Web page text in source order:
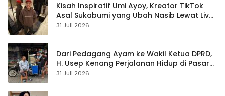
Kisah Inspiratif Umi Ayoy, Kreator TikTok
Asal Sukabumi yang Ubah Nasib Lewat Live
Streaming
31 Juli 2026
Dari Pedagang Ayam ke Wakil Ketua DPRD,
H. Usep Kenang Perjalanan Hidup di Pasar
Cisaat
31 Juli 2026